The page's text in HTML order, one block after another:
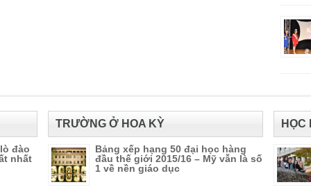
đào
nhất
TRƯỜNG Ở HOA KỲ
Bảng xếp hạng 50 đại học hàng
đầu thế giới 2015/16 – Mỹ vẫn là số
1 về nền giáo dục
HỌC